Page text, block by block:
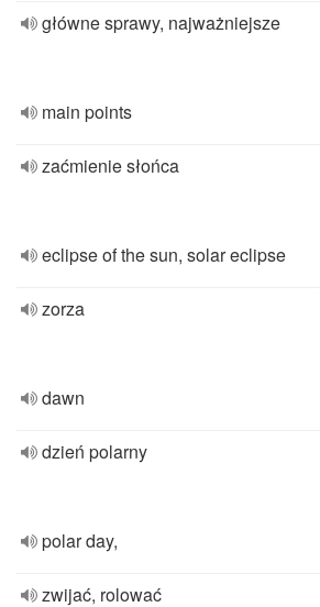
główne sprawy, najważniejsze
main points
zaćmienie słońca
eclipse of the sun, solar eclipse
zorza
dawn
dzień polarny
polar day,
zwijać, rolować